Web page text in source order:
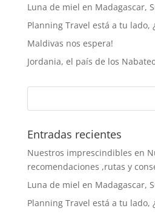
Luna de miel en Madagascar,
Planning Travel está a tu lado,
Maldivas nos espera!
Jordania, el país de los
Entradas recientes
Nuestros imprescindibles en
recomendaciones ,rutas y
Luna de miel en Madagascar,
Planning Travel está a tu lado,